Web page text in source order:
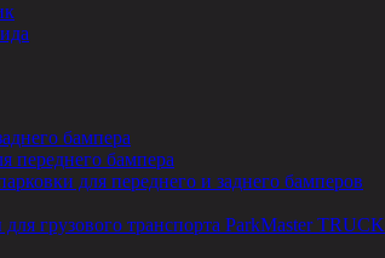
бампера
переднего бампера
для переднего и заднего бамперов
грузового транспорта ParkMaster TRUCK